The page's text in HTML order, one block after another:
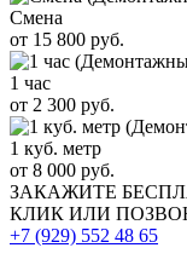
Смена
от 15 800 руб.
1 час
от 2 300 руб.
1 куб. метр
от 8 000 руб.
ЗАКАЖИТЕ
КЛИК ИЛИ
+7 (929) 552 48 65